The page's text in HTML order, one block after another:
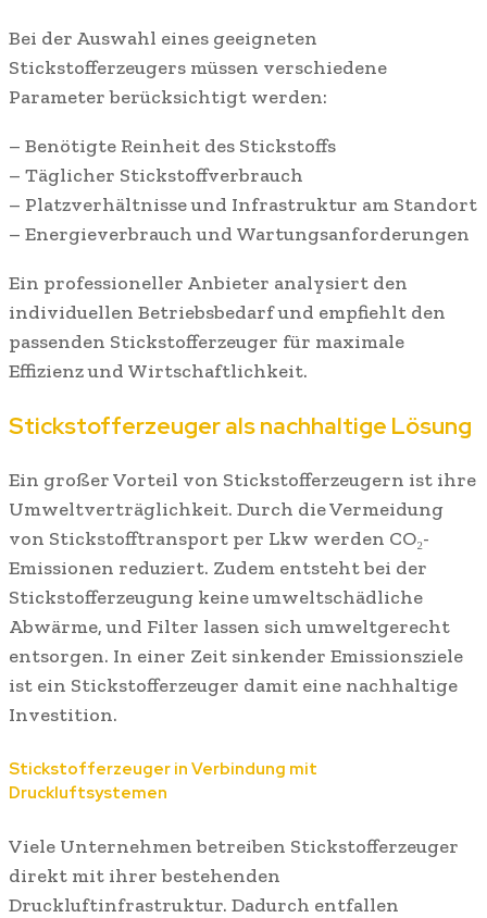
Bei der Auswahl eines geeigneten
Stickstofferzeugers müssen verschiedene
Parameter berücksichtigt werden:
– Benötigte Reinheit des Stickstoffs
– Täglicher Stickstoffverbrauch
– Platzverhältnisse und Infrastruktur am Standort
– Energieverbrauch und Wartungsanforderungen
Ein professioneller Anbieter analysiert den
individuellen Betriebsbedarf und empfiehlt den
passenden Stickstofferzeuger für maximale
Effizienz und Wirtschaftlichkeit.
Stickstofferzeuger als nachhaltige Lösung
Ein großer Vorteil von Stickstofferzeugern ist ihre
Umweltverträglichkeit. Durch die Vermeidung
von Stickstofftransport per Lkw werden CO₂-
Emissionen reduziert. Zudem entsteht bei der
Stickstofferzeugung keine umweltschädliche
Abwärme, und Filter lassen sich umweltgerecht
entsorgen. In einer Zeit sinkender Emissionsziele
ist ein Stickstofferzeuger damit eine nachhaltige
Investition.
Stickstofferzeuger in Verbindung mit
Druckluftsystemen
Viele Unternehmen betreiben Stickstofferzeuger
direkt mit ihrer bestehenden
Druckluftinfrastruktur. Dadurch entfallen